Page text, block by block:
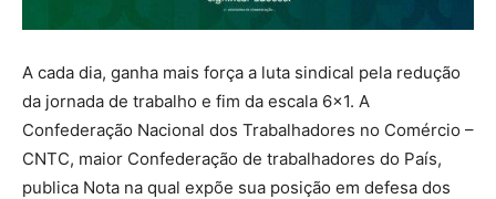
A cada dia, ganha mais força a luta sindical pela redução
da jornada de trabalho e fim da escala 6×1. A
Confederação Nacional dos Trabalhadores no Comércio –
CNTC, maior Confederação de trabalhadores do País,
publica Nota na qual expõe sua posição em defesa dos